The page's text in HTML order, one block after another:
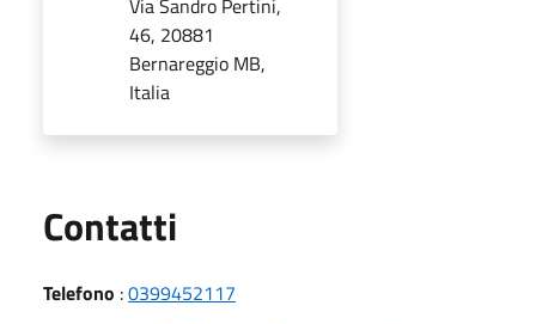
46, 20881
Bernareggio MB,
Italia
Contatti
Telefono :0399452117